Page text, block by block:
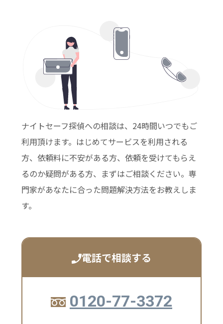
ナイトセーフ探偵への相談は、24時間いつでもご
利用頂けます。はじめてサービスを利用される
方、依頼料に不安がある方、依頼を受けてもらえ
るのか疑問がある方、まずはご相談ください。専
門家があなたに合った問題解決方法をお教えしま
す。
電話で相談する
0120-77-3372